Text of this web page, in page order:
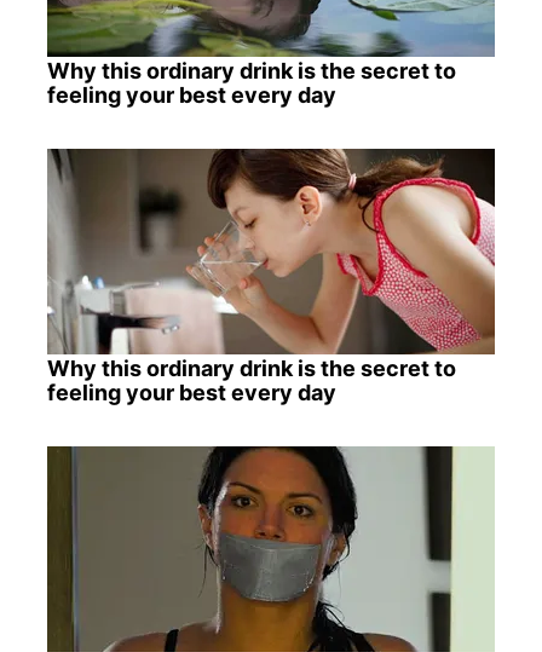
Why this ordinary drink is the secret to
feeling your best every day
Why this ordinary drink is the secret to
feeling your best every day